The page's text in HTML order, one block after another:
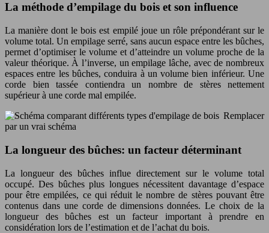
La méthode d’empilage du bois et son influence
La manière dont le bois est empilé joue un rôle prépondérant sur le
volume total. Un empilage serré, sans aucun espace entre les bûches,
permet d’optimiser le volume et d’atteindre un volume proche de la
valeur théorique. À l’inverse, un empilage lâche, avec de nombreux
espaces entre les bûches, conduira à un volume bien inférieur. Une
corde bien tassée contiendra un nombre de stères nettement
supérieur à une corde mal empilée.
Remplacer
par un vrai schéma
La longueur des bûches: un facteur déterminant
La longueur des bûches influe directement sur le volume total
occupé. Des bûches plus longues nécessitent davantage d’espace
pour être empilées, ce qui réduit le nombre de stères pouvant être
contenus dans une corde de dimensions données. Le choix de la
longueur des bûches est un facteur important à prendre en
considération lors de l’estimation et de l’achat du bois.